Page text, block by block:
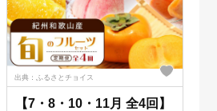
出典：ふるさとチョイス
【7・8・10・11月 全4回】